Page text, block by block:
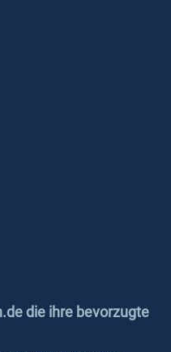
die ihre bevorzugte